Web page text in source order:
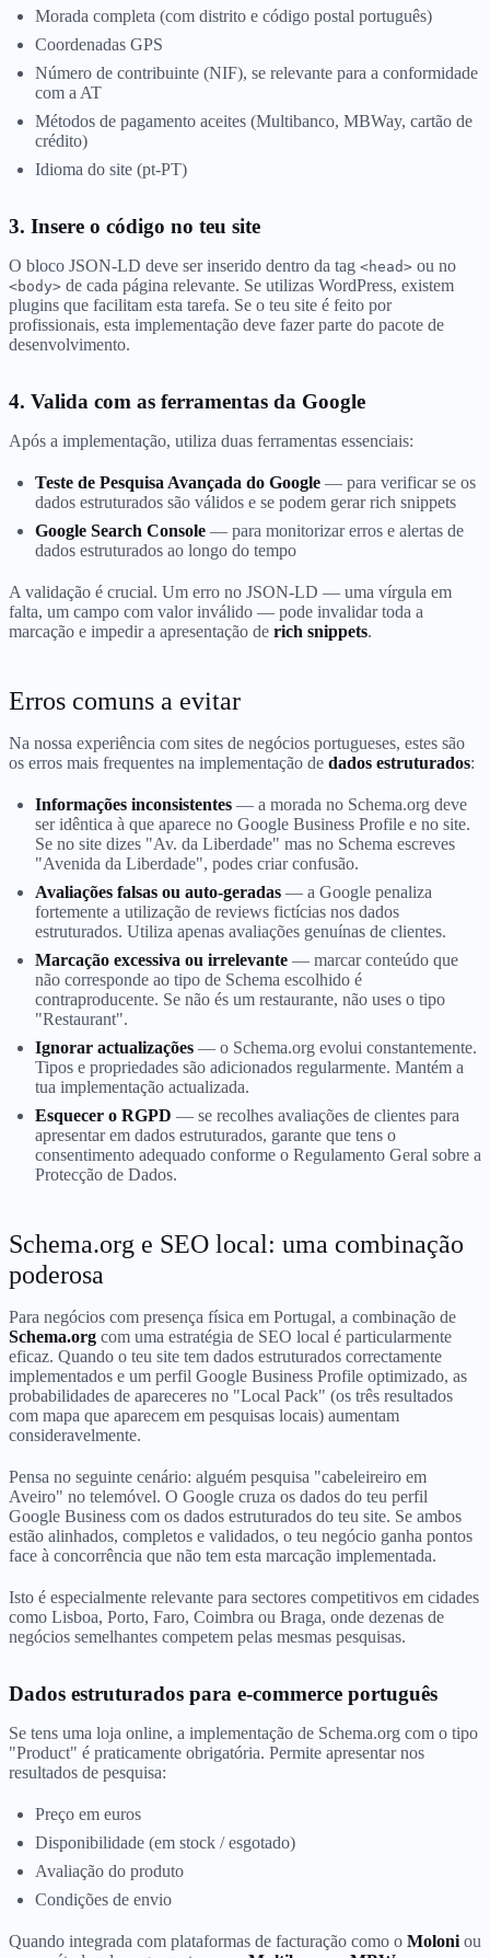
Morada completa (com distrito e código postal português)
Coordenadas GPS
Número de contribuinte (NIF), se relevante para a conformidade
com a AT
Métodos de pagamento aceites (Multibanco, MBWay, cartão de
crédito)
Idioma do site (pt-PT)
3. Insere o código no teu site
O bloco JSON-LD deve ser inserido dentro da tag <head> ou no
<body> de cada página relevante. Se utilizas WordPress, existem
plugins que facilitam esta tarefa. Se o teu site é feito por
profissionais, esta implementação deve fazer parte do pacote de
desenvolvimento.
4. Valida com as ferramentas da Google
Após a implementação, utiliza duas ferramentas essenciais:
Teste de Pesquisa Avançada do Google — para verificar se os
dados estruturados são válidos e se podem gerar rich snippets
Google Search Console — para monitorizar erros e alertas de
dados estruturados ao longo do tempo
A validação é crucial. Um erro no JSON-LD — uma vírgula em
falta, um campo com valor inválido — pode invalidar toda a
marcação e impedir a apresentação de rich snippets.
Erros comuns a evitar
Na nossa experiência com sites de negócios portugueses, estes são
os erros mais frequentes na implementação de dados estruturados:
Informações inconsistentes — a morada no Schema.org deve
ser idêntica à que aparece no Google Business Profile e no site.
Se no site dizes "Av. da Liberdade" mas no Schema escreves
"Avenida da Liberdade", podes criar confusão.
Avaliações falsas ou auto-geradas — a Google penaliza
fortemente a utilização de reviews fictícias nos dados
estruturados. Utiliza apenas avaliações genuínas de clientes.
Marcação excessiva ou irrelevante — marcar conteúdo que
não corresponde ao tipo de Schema escolhido é
contraproducente. Se não és um restaurante, não uses o tipo
"Restaurant".
Ignorar actualizações — o Schema.org evolui constantemente.
Tipos e propriedades são adicionados regularmente. Mantém a
tua implementação actualizada.
Esquecer o RGPD — se recolhes avaliações de clientes para
apresentar em dados estruturados, garante que tens o
consentimento adequado conforme o Regulamento Geral sobre a
Protecção de Dados.
Schema.org e SEO local: uma combinação
poderosa
Para negócios com presença física em Portugal, a combinação de
Schema.org com uma estratégia de SEO local é particularmente
eficaz. Quando o teu site tem dados estruturados correctamente
implementados e um perfil Google Business Profile optimizado, as
probabilidades de apareceres no "Local Pack" (os três resultados
com mapa que aparecem em pesquisas locais) aumentam
consideravelmente.
Pensa no seguinte cenário: alguém pesquisa "cabeleireiro em
Aveiro" no telemóvel. O Google cruza os dados do teu perfil
Google Business com os dados estruturados do teu site. Se ambos
estão alinhados, completos e validados, o teu negócio ganha pontos
face à concorrência que não tem esta marcação implementada.
Isto é especialmente relevante para sectores competitivos em cidades
como Lisboa, Porto, Faro, Coimbra ou Braga, onde dezenas de
negócios semelhantes competem pelas mesmas pesquisas.
Dados estruturados para e-commerce português
Se tens uma loja online, a implementação de Schema.org com o tipo
"Product" é praticamente obrigatória. Permite apresentar nos
resultados de pesquisa:
Preço em euros
Disponibilidade (em stock / esgotado)
Avaliação do produto
Condições de envio
Quando integrada com plataformas de facturação como o Moloni ou